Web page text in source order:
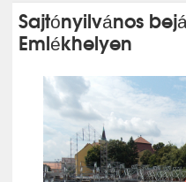
Sajtónyilvános
Emlékhelyen